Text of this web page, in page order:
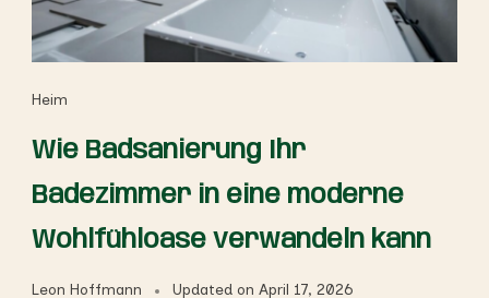
Heim
Wie Badsanierung Ihr
Badezimmer in eine moderne
Wohlfühloase verwandeln kann
Leon Hoffmann Updated on April 17, 2026